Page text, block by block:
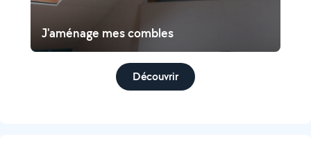
J'aménage mes combles
Découvrir